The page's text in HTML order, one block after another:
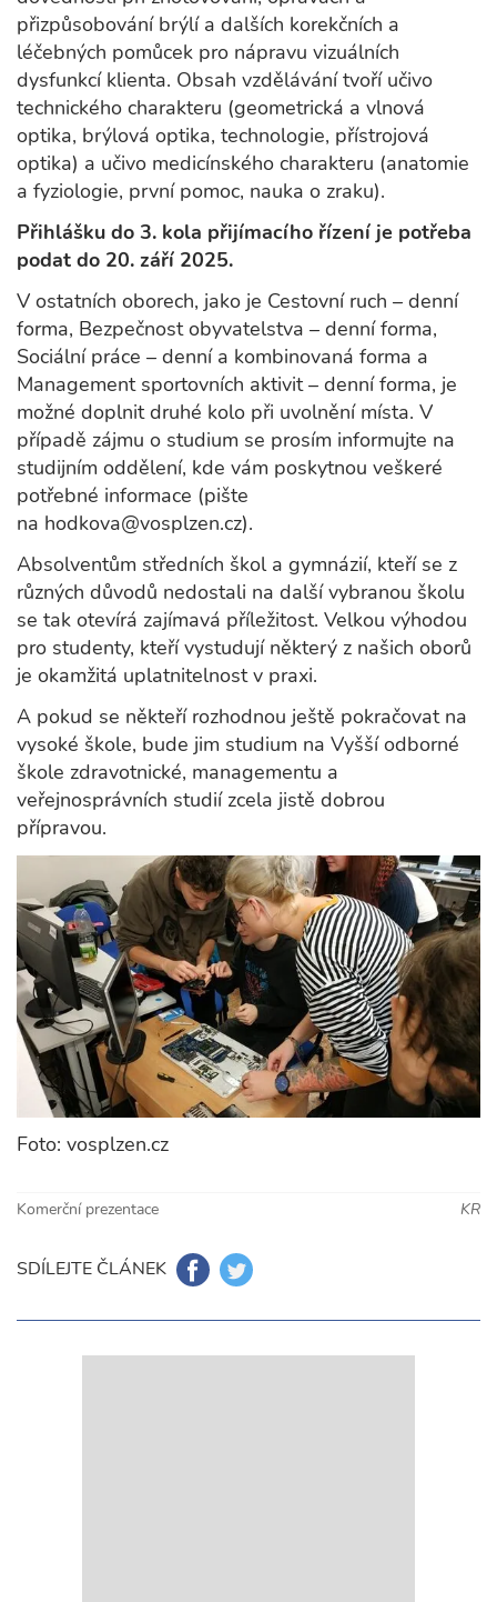
přizpůsobování brýlí a dalších korekčních a
léčebných pomůcek pro nápravu vizuálních
dysfunkcí klienta. Obsah vzdělávání tvoří učivo
technického charakteru (geometrická a vlnová
optika, brýlová optika, technologie, přístrojová
optika) a učivo medicínského charakteru (anatomie
a fyziologie, první pomoc, nauka o zraku).
Přihlášku do 3. kola přijímacího řízení je potřeba
podat do 20. září 2025.
V ostatních oborech, jako je Cestovní ruch – denní
forma, Bezpečnost obyvatelstva – denní forma,
Sociální práce – denní a kombinovaná forma a
Management sportovních aktivit – denní forma, je
možné doplnit druhé kolo při uvolnění místa. V
případě zájmu o studium se prosím informujte na
studijním oddělení, kde vám poskytnou veškeré
potřebné informace (pište
na hodkova@vosplzen.cz).
Absolventům středních škol a gymnázií, kteří se z
různých důvodů nedostali na další vybranou školu
se tak otevírá zajímavá příležitost. Velkou výhodou
pro studenty, kteří vystudují některý z našich oborů
je okamžitá uplatnitelnost v praxi.
A pokud se někteří rozhodnou ještě pokračovat na
vysoké škole, bude jim studium na Vyšší odborné
škole zdravotnické, managementu a
veřejnosprávních studií zcela jistě dobrou
přípravou.
Foto: vosplzen.cz
Komerční prezentace KR
SDÍLEJTE ČLÁNEK